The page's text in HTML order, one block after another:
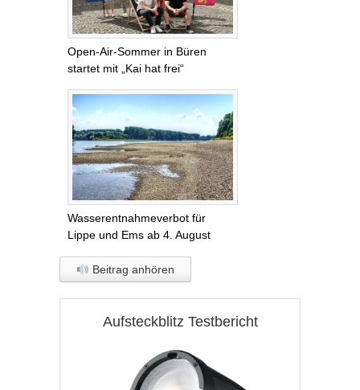
Open-Air-Sommer in Büren
startet mit „Kai hat frei“
Wasserentnahmeverbot für
Lippe und Ems ab 4. August
Beitrag anhören
Aufsteckblitz Testbericht